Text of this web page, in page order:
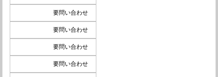
要問い合わせ
要問い合わせ
要問い合わせ
要問い合わせ